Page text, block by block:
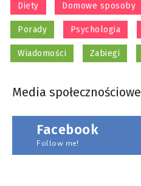
Diety Domowe sposoby
Porady Psychologia
Wiadomości Zabiegi
Media społecznościowe
Facebook
Follow me!